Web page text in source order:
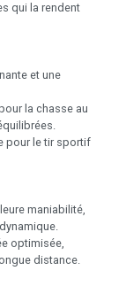
qui la rendent
et une
la chasse au
pour le tir sportif
maniabilité,
optimisée,
distance.